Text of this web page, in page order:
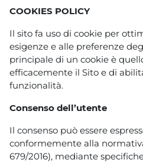
COOKIES POLICY
Il sito fa uso di cookie per
esigenze e alle preferenze
principale di un cookie è
efficacemente il Sito e di
funzionalità.
Consenso dell’utente
Il consenso può essere
conformemente alla
679/2016), mediante